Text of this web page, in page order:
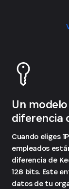
Un
diferencia
Cuando eliges
empleados
diferencia de
128 bits. Este
datos de tu